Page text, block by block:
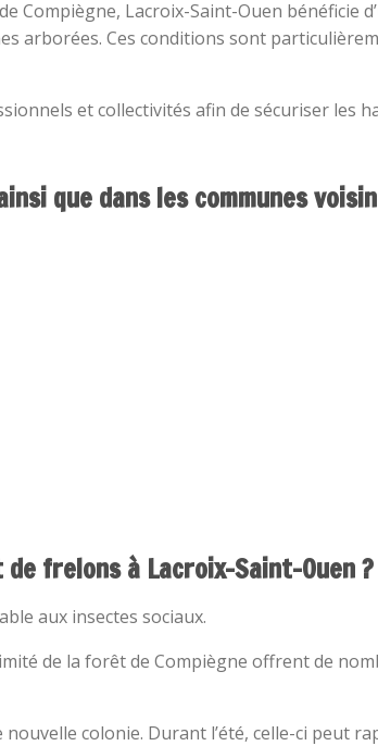
Compiègne, Lacroix-Saint-Ouen bénéficie
arborées. Ces conditions sont
et collectivités afin de sécuriser les
que dans les communes
frelons à Lacroix-Saint-Ouen ?
aux insectes sociaux.
de la forêt de Compiègne offrent de
colonie. Durant l’été, celle-ci peut